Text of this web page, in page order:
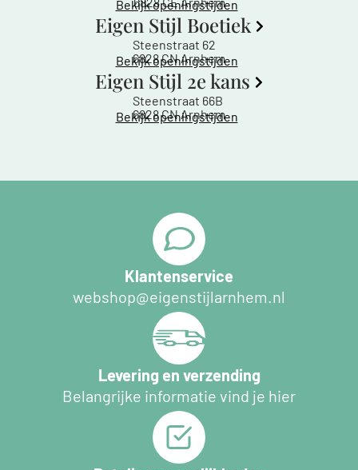
Bekijk openingstijden
Eigen Stijl Boetiek
Steenstraat 62
6828 CN Arnhem
Bekijk openingstijden
Eigen Stijl 2e kans
Steenstraat 66B
6828 CN Arnhem
Bekijk openingstijden
Klantenservice
webshop@eigenstijlarnhem.nl
Levering en verzending
Belangrijke informatie vind je hier